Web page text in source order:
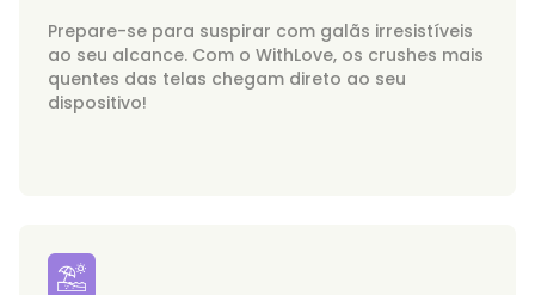
Prepare-se para suspirar com galãs irresistíveis
ao seu alcance. Com o WithLove, os crushes mais
quentes das telas chegam direto ao seu
dispositivo!